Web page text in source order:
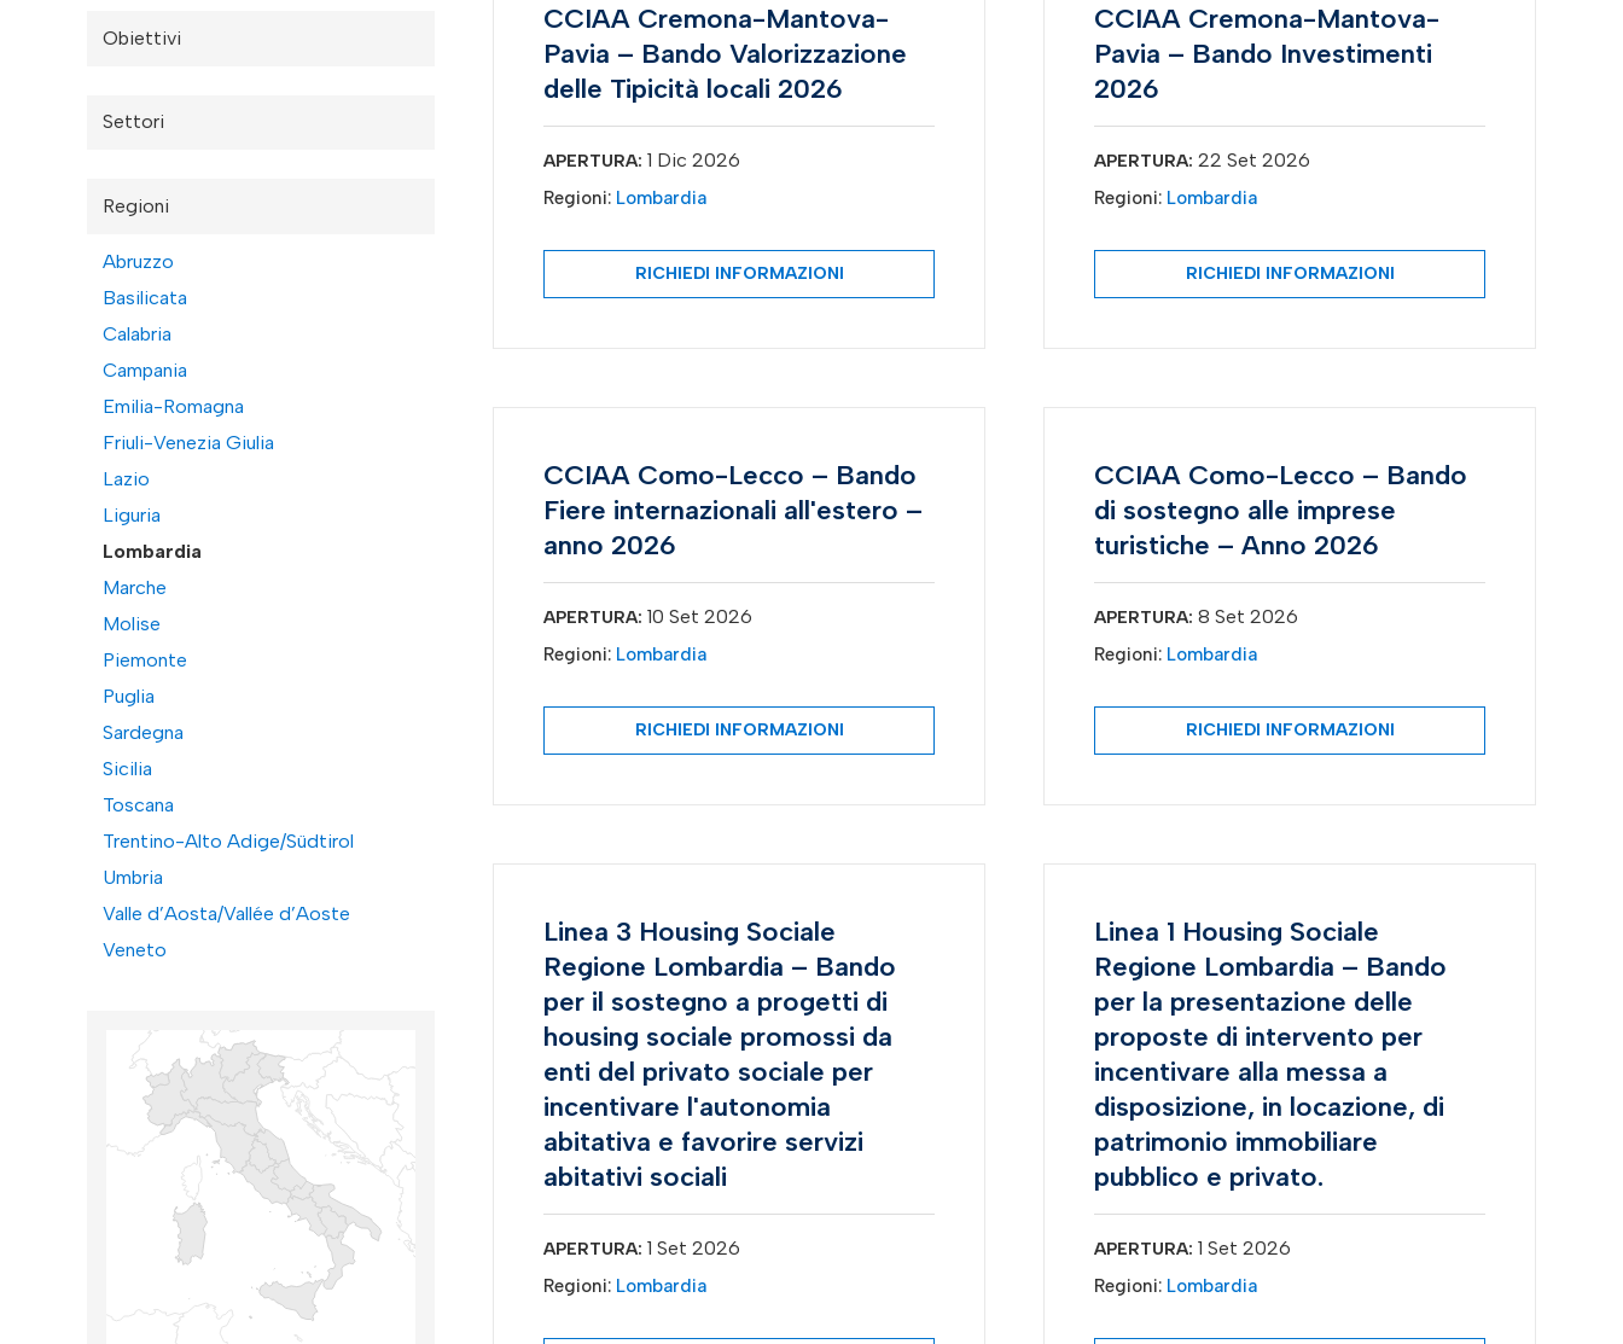
Obiettivi
Settori
Regioni
Abruzzo
Basilicata
Calabria
Campania
Emilia-Romagna
Friuli-Venezia Giulia
Lazio
Liguria
Lombardia
Marche
Molise
Piemonte
Puglia
Sardegna
Sicilia
Toscana
Trentino-Alto Adige/Südtirol
Umbria
Valle d’Aosta/Vallée d’Aoste
Veneto
CCIAA Cremona-Mantova-
Pavia – Bando Valorizzazione
delle Tipicità locali 2026
APERTURA: 1 Dic 2026
Regioni: Lombardia
RICHIEDI INFORMAZIONI
CCIAA Cremona-Mantova-
Pavia – Bando Investimenti
2026
APERTURA: 22 Set 2026
Regioni: Lombardia
RICHIEDI INFORMAZIONI
CCIAA Como-Lecco – Bando
Fiere internazionali all'estero –
anno 2026
APERTURA: 10 Set 2026
Regioni: Lombardia
RICHIEDI INFORMAZIONI
CCIAA Como-Lecco – Bando
di sostegno alle imprese
turistiche – Anno 2026
APERTURA: 8 Set 2026
Regioni: Lombardia
RICHIEDI INFORMAZIONI
Linea 3 Housing Sociale
Regione Lombardia – Bando
per il sostegno a progetti di
housing sociale promossi da
enti del privato sociale per
incentivare l'autonomia
abitativa e favorire servizi
abitativi sociali
APERTURA: 1 Set 2026
Regioni: Lombardia
Linea 1 Housing Sociale
Regione Lombardia – Bando
per la presentazione delle
proposte di intervento per
incentivare alla messa a
disposizione, in locazione, di
patrimonio immobiliare
pubblico e privato.
APERTURA: 1 Set 2026
Regioni: Lombardia